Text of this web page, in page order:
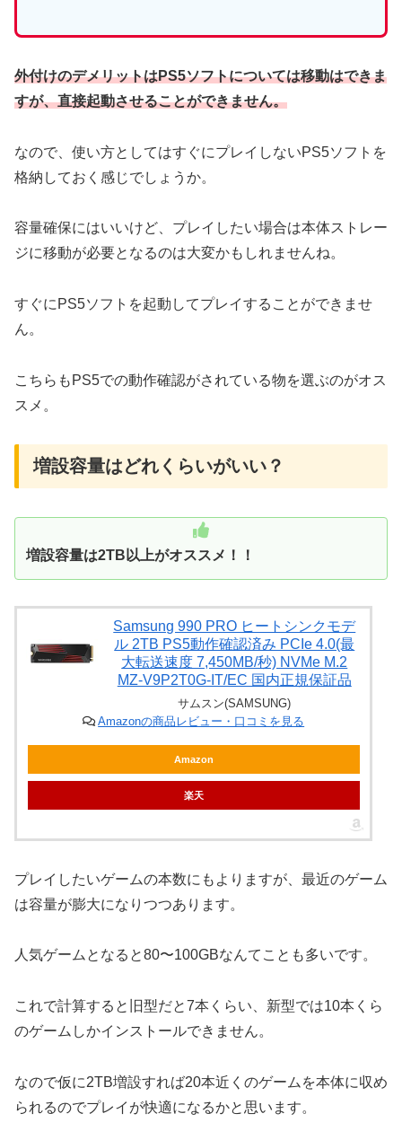
外付けのデメリットはPS5ソフトについては移動はできま
すが、直接起動させることができません。
なので、使い方としてはすぐにプレイしないPS5ソフトを
格納しておく感じでしょうか。
容量確保にはいいけど、プレイしたい場合は本体ストレー
ジに移動が必要となるのは大変かもしれませんね。
すぐにPS5ソフトを起動してプレイすることができませ
ん。
こちらもPS5での動作確認がされている物を選ぶのがオス
スメ。
増設容量はどれくらいがいい？
増設容量は2TB以上がオススメ！！
Samsung 990 PRO ヒートシンクモデ
ル 2TB PS5動作確認済み PCIe 4.0(最
大転送速度 7,450MB/秒) NVMe M.2
MZ-V9P2T0G-IT/EC 国内正規保証品
サムスン(SAMSUNG)
Amazonの商品レビュー・口コミを見る
Amazon
楽天
プレイしたいゲームの本数にもよりますが、最近のゲーム
は容量が膨大になりつつあります。
人気ゲームとなると80〜100GBなんてことも多いです。
これで計算すると旧型だと7本くらい、新型では10本くら
のゲームしかインストールできません。
なので仮に2TB増設すれば20本近くのゲームを本体に収め
られるのでプレイが快適になるかと思います。